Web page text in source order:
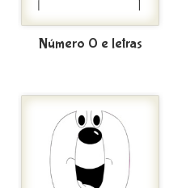
Número 0 e letras